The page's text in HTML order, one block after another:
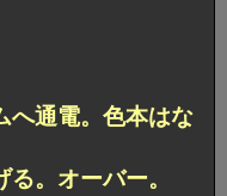
へ通電。色本はな
る。オーバー。